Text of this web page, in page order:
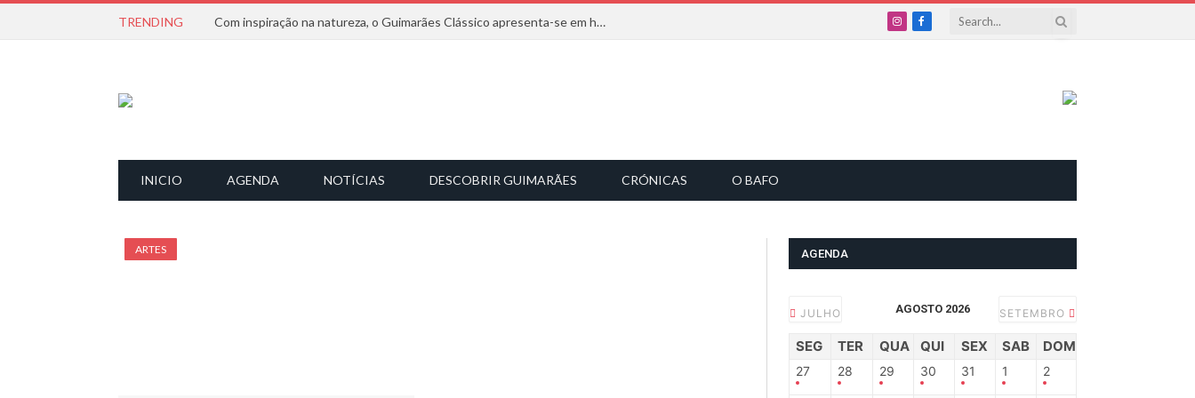
TRENDING Com inspiração na natureza, o Guimarães Clássico apresenta-se em harmonia musical
InstagramFacebook
INICIO AGENDA NOTÍCIAS DESCOBRIR GUIMARÃES CRÓNICAS O BAFO
ARTES AGENDA
JULHO AGOSTO 2026 SETEMBRO
SEG TER QUA QUI SEX SAB DOM
27 28 29 30 31 1 2